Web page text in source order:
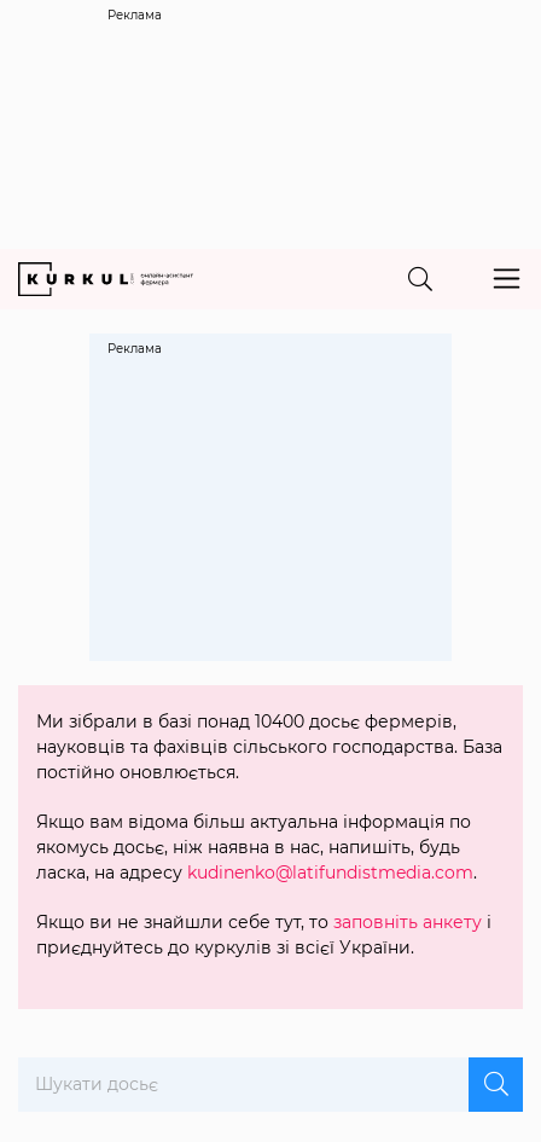
Реклама
Ми зібрали в базі понад 10400 досьє фермерів,
науковців та фахівців сільського господарства. База
постійно оновлюється.
Якщо вам відома більш актуальна інформація по
якомусь досьє, ніж наявна в нас, напишіть, будь
ласка, на адресу kudinenko@latifundistmedia.com.
Якщо ви не знайшли себе тут, то заповніть анкету і
приєднуйтесь до куркулів зі всієї України.
Реклама